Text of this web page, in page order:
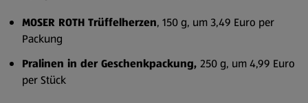
MOSER ROTH Trüffelherzen, 150 g, um 3,49 Euro per
Packung
Pralinen in der Geschenkpackung, 250 g, um 4,99 Euro
per Stück